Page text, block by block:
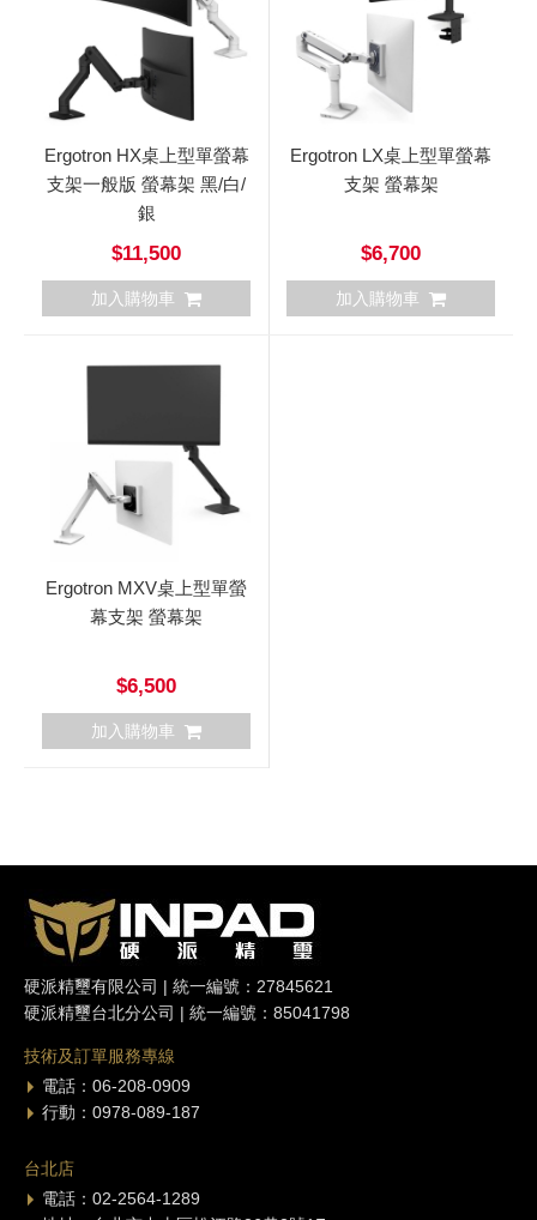
Ergotron HX桌上型單螢幕
支架一般版 螢幕架 黑/白/
銀
$11,500
加入購物車
Ergotron LX桌上型單螢幕
支架 螢幕架
$6,700
加入購物車
Ergotron MXV桌上型單螢
幕支架 螢幕架
$6,500
加入購物車
硬派精璽有限公司 | 統一編號：27845621
硬派精璽台北分公司 | 統一編號：85041798
技術及訂單服務專線
電話：06-208-0909
行動：0978-089-187
台北店
電話：02-2564-1289